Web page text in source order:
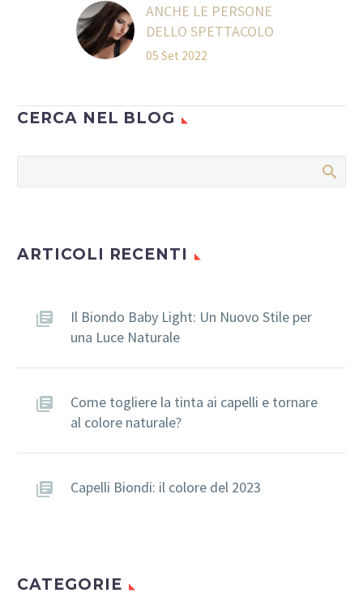
ANCHE LE PERSONE
DELLO SPETTACOLO
INDOSSANO PATCH
parlato sempre più
pubblici che hanno
di calvizie grazie…
05 Set 2022
CERCA NEL BLOG
ARTICOLI RECENTI
Il Biondo Baby Light: Un Nuovo Stile per
una Luce Naturale
Come togliere la tinta ai capelli e tornare
al colore naturale?
Capelli Biondi: il colore del 2023
CATEGORIE